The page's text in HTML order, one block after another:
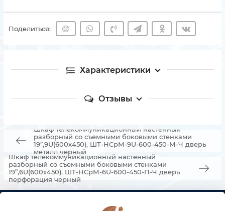
Поделиться:
Характеристики
Отзывы
Шкаф телекоммуникационный настенный
разборный со съемными боковыми стенками
19”,9U(600x450), ШТ-НСрМ-9U-600-450-М-Ч дверь
металл черный
Шкаф телекоммуникационный настенный
разборный со съемными боковыми стенками
19”,6U(600x450), ШТ-НСрМ-6U-600-450-П-Ч дверь
перфорация черный